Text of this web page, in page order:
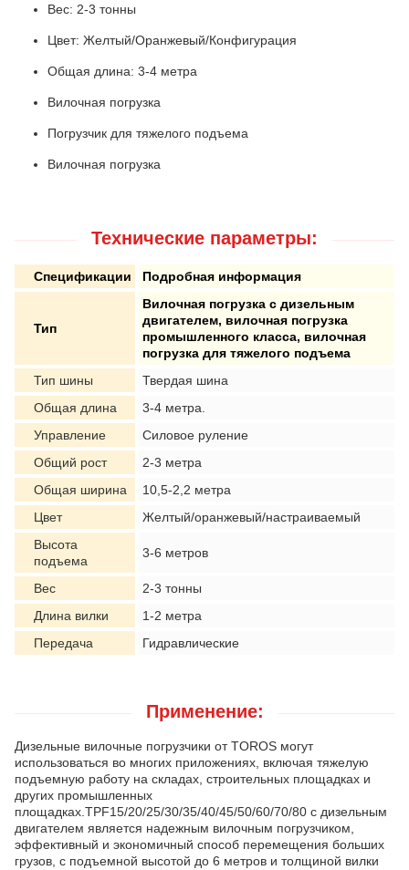
Вес: 2-3 тонны
Цвет: Желтый/Оранжевый/Конфигурация
Общая длина: 3-4 метра
Вилочная погрузка
Погрузчик для тяжелого подъема
Вилочная погрузка
Технические параметры:
Спецификации Подробная информация
Тип
Вилочная погрузка с дизельным
двигателем, вилочная погрузка
промышленного класса, вилочная
погрузка для тяжелого подъема
Тип шины
Твердая шина
Общая длина
3-4 метра.
Управление
Силовое руление
Общий рост
2-3 метра
Общая ширина
10,5-2,2 метра
Цвет
Желтый/оранжевый/настраиваемый
Высота
подъема
3-6 метров
Вес
2-3 тонны
Длина вилки
1-2 метра
Передача
Гидравлические
Применение:
Дизельные вилочные погрузчики от TOROS могут
использоваться во многих приложениях, включая тяжелую
подъемную работу на складах, строительных площадках и
других промышленных
площадках.TPF15/20/25/30/35/40/45/50/60/70/80 с дизельным
двигателем является надежным вилочным погрузчиком,
эффективный и экономичный способ перемещения больших
грузов, с подъемной высотой до 6 метров и толщиной вилки